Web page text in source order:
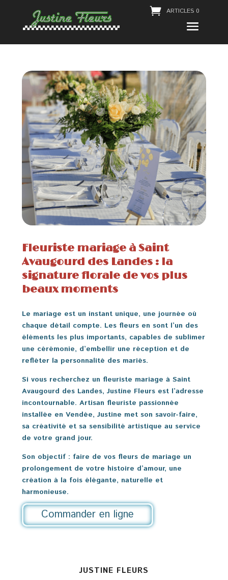
ARTICLES 0
Fleuriste mariage à Saint
Avaugourd des Landes : la
signature florale de vos plus
beaux moments
Le mariage est un instant unique, une journée où
chaque détail compte. Les fleurs en sont l’un des
éléments les plus importants, capables de sublimer
une cérémonie, d’embellir une réception et de
refléter la personnalité des mariés.
Si vous recherchez un fleuriste mariage à Saint
Avaugourd des Landes, Justine Fleurs est l’adresse
incontournable. Artisan fleuriste passionnée
installée en Vendée, Justine met son savoir-faire,
sa créativité et sa sensibilité artistique au service
de votre grand jour.
Son objectif : faire de vos fleurs de mariage un
prolongement de votre histoire d’amour, une
création à la fois élégante, naturelle et
harmonieuse.
Commander en ligne
JUSTINE FLEURS